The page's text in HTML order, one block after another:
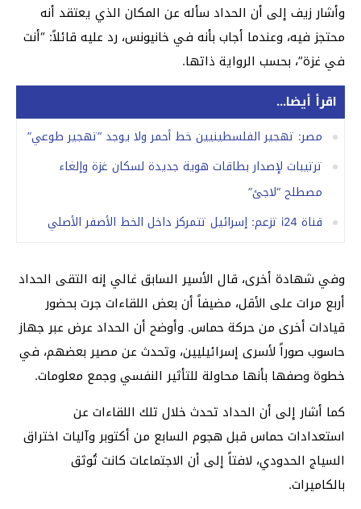
وأشار زيف إلى أن الحداد سأله عن المكان الذي يعتقد أنه
محتجز فيه، وعندما أجاب بأنه في خانيونس، رد عليه قائلاً: “أنت
في غزة”، بحسب الرواية ذاتها.
اقرأ أيضا...
مصر: تهجير الفلسطينيين خط أحمر ولا يوجد “تهجير طوعي”
ترتيبات لإصدار بطاقات هوية جديدة لسكان غزة وإلغاء
مصطلح “لاجئ”
قناة i24 تزعم: إسرائيل تتمركز داخل الخط الأصفر الأصلي
وفي شهادة أخرى، قال الأسير السابق غالي إنه التقى الحداد
أربع مرات على الأقل، مضيفاً أن بعض اللقاءات جرت بحضور
قيادات أخرى من حركة حماس. وأوضح أن الحداد عرض عبر جهاز
حاسوب صوراً لأسرى إسرائيليين، وتحدث عن مصير بعضهم، في
خطوة وصفها بأنها محاولة للتأثير النفسي وجمع معلومات.
كما أشار إلى أن الحداد تحدث خلال تلك اللقاءات عن
استعدادات حماس قبل هجوم السابع من أكتوبر وآليات اختراق
السياج الحدودي، لافتاً إلى أن الاجتماعات كانت تُوثق
بالكاميرات.